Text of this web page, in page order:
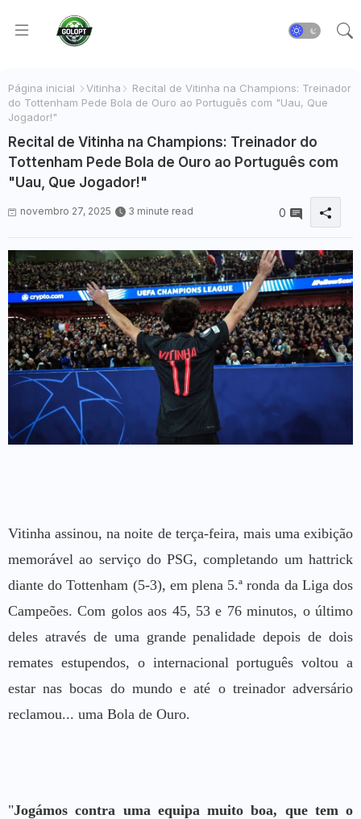
Página inicial Vitinha
Recital de Vitinha na Champions: Treinador
do Tottenham Pede Bola de Ouro ao Português com "Uau, Que
Jogador!"
Recital de Vitinha na Champions: Treinador do
Tottenham Pede Bola de Ouro ao Português com
"Uau, Que Jogador!"
novembro 27, 2025 3 minute read 0
Vitinha assinou, na noite de terça-feira, mais uma exibição
memorável ao serviço do PSG, completando um hattrick
diante do Tottenham (5-3), em plena 5.ª ronda da Liga dos
Campeões. Com golos aos 45, 53 e 76 minutos, o último
deles através de uma grande penalidade depois de dois
remates estupendos, o internacional português voltou a
estar nas bocas do mundo e até o treinador adversário
reclamou... uma Bola de Ouro.
"Jogámos contra uma equipa muito boa, que tem o